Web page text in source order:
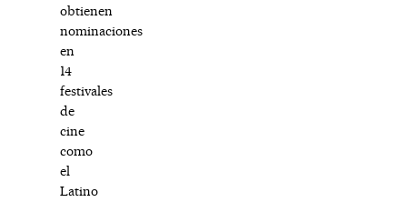
obtienen
nominaciones
en
14
festivales
de
cine
como
el
Latino